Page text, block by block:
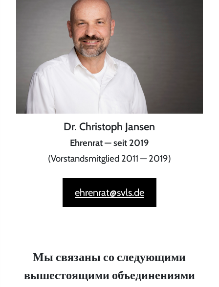
Dr. Christoph Jansen
Ehrenrat — seit 2019
(Vorstandsmitglied 2011 — 2019)
ehrenrat@svls.de
Мы связаны со следующими
вышестоящими объединениями